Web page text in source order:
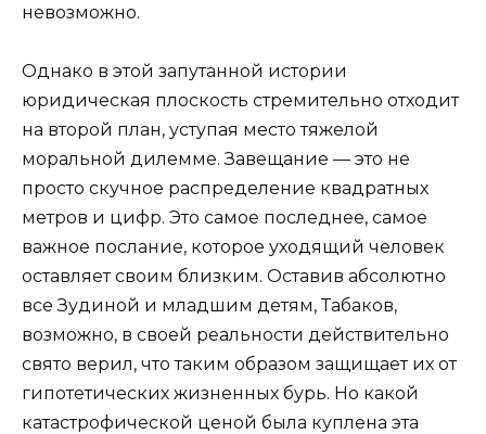
невозможно.
Однако в этой запутанной истории
юридическая плоскость стремительно отходит
на второй план, уступая место тяжелой
моральной дилемме. Завещание — это не
просто скучное распределение квадратных
метров и цифр. Это самое последнее, самое
важное послание, которое уходящий человек
оставляет своим близким. Оставив абсолютно
все Зудиной и младшим детям, Табаков,
возможно, в своей реальности действительно
свято верил, что таким образом защищает их от
гипотетических жизненных бурь. Но какой
катастрофической ценой была куплена эта